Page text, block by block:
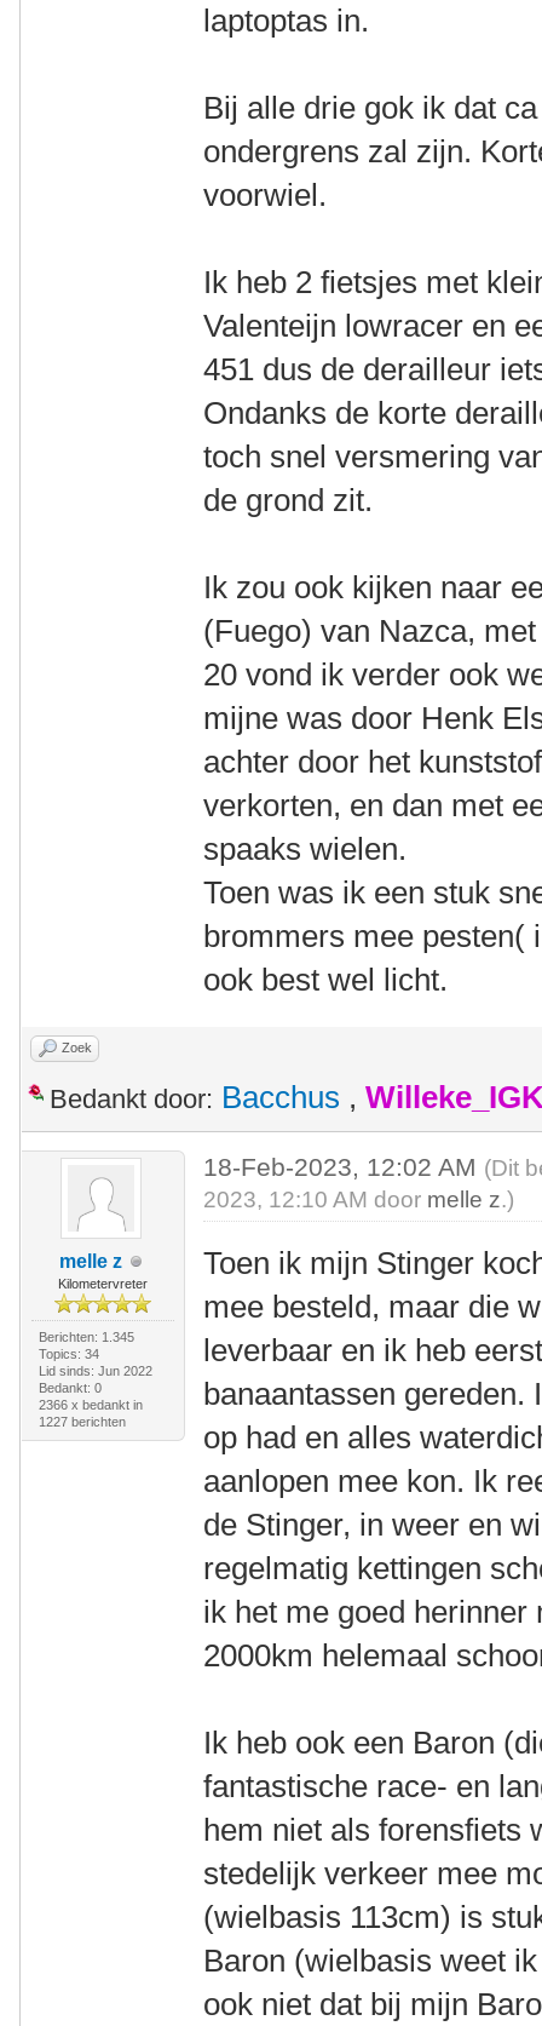
laptoptas in.
Bij alle drie gok ik dat
ondergrens zal zijn.
voorwiel.
Ik heb 2 fietsjes met
Valenteijn lowracer en
451 dus de derailleur
Ondanks de korte
toch snel versmering
de grond zit.
Ik zou ook kijken naar
(Fuego) van Nazca,
20 vond ik verder ook
mijne was door Henk
achter door het
verkorten, en dan met
spaaks wielen.
Toen was ik een stuk
brommers mee pesten(
ook best wel licht.
Zoek
Bedankt door: Bacchus ,
melle z
Kilometervreter
Berichten: 1.345
Topics: 34
Lid sinds: Jun 2022
Bedankt: 0
2366 x bedankt in
1227 berichten
18-Feb-2023, 12:02 AM (Dit
2023, 12:10 AM door melle z.)
Toen ik mijn Stinger
mee besteld, maar die
leverbaar en ik heb
banaantassen gereden.
op had en alles
aanlopen mee kon. Ik
de Stinger, in weer en
regelmatig kettingen
ik het me goed
2000km helemaal
Ik heb ook een Baron
fantastische race- en
hem niet als forensfiets
stedelijk verkeer mee
(wielbasis 113cm) is
Baron (wielbasis weet
ook niet dat bij mijn